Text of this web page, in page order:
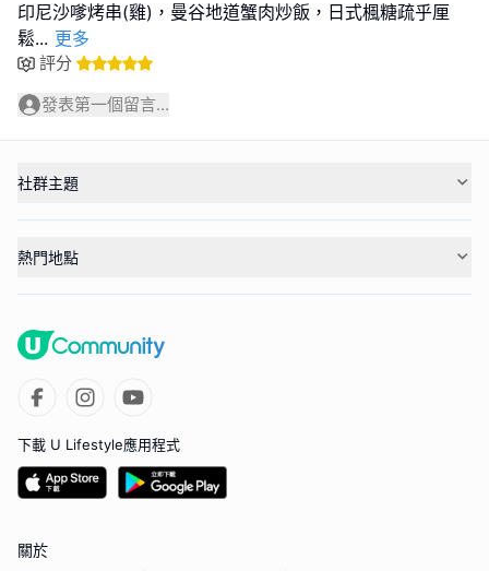
印尼沙嗲烤串(雞)，曼谷地道蟹肉炒飯，日式楓糖疏乎厘
鬆... 更多
評分
發表第一個留言...
社群主題
熱門地點
下載 U Lifestyle應用程式
關於